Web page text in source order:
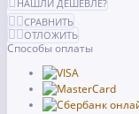
НАШЛИ ДЕШЕВЛЕ?
СРАВНИТЬ
ОТЛОЖИТЬ
Способы оплаты